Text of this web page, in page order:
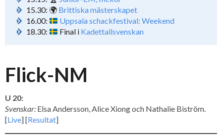
15.30: 🌍 Brittiska mästerskapet
16.00:
Uppsala schackfestival: Weekend
18.30:
Final i Kadettallsvenskan
Flick-NM
U 20:
Svenskar: Elsa Andersson, Alice Xiong och Nathalie Biström.
[Live] [Resultat]